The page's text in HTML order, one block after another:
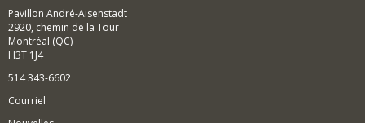
Pavillon André-Aisenstadt
2920, chemin de la Tour
Montréal (QC)
H3T 1J4
514 343-6602
Courriel